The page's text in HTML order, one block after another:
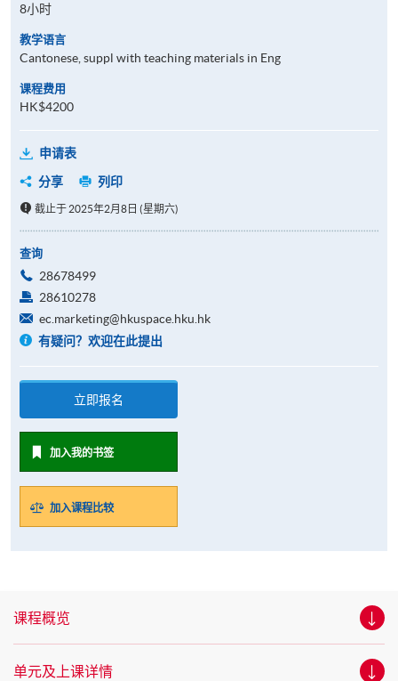
8小时
教学语言
Cantonese, suppl with teaching materials in Eng
课程费用
HK$4200
申请表
分享
列印
截止于 2025年2月8日 (星期六)
查询
28678499
28610278
ec.marketing@hkuspace.hku.hk
有疑问？欢迎在此提出
立即报名
加入我的书签
加入课程比较
课程概览
单元及上课详情